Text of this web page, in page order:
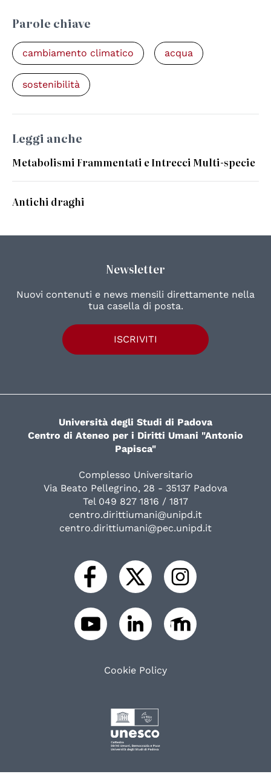
Parole chiave
cambiamento climatico acqua
sostenibilità
Leggi anche
Metabolismi Frammentati e Intrecci Multi-specie
Antichi draghi
Newsletter
Nuovi contenuti e news mensili direttamente nella
tua casella di posta.
ISCRIVITI
Università degli Studi di Padova
Centro di Ateneo per i Diritti Umani "Antonio
Papisca"
Complesso Universitario
Via Beato Pellegrino, 28 - 35137 Padova
Tel 049 827 1816 / 1817
centro.dirittiumani@unipd.it
centro.dirittiumani@pec.unipd.it
Cookie Policy